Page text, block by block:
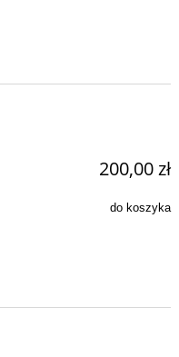
200,00 zł
do koszyka